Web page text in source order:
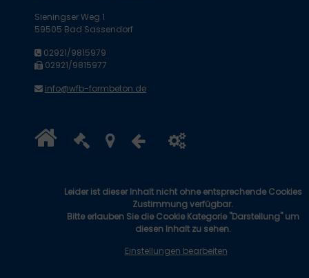
Sieningser Weg 1
59505 Bad Sassendorf
02921/9815979
02921/9815977
info@wfb-formbeton.de
Leider ist dieser Inhalt nicht ohne entsprechende Cookies
Zustimmung verfügbar.
Bitte erlauben Sie die Cookie Kategorie "Darstellung" um
diesen Inhalt zu sehen.
Einstellungen bearbeiten